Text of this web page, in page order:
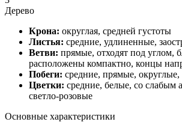
Дерево
Крона: округлая, средней густоты
Листья: средние, удлиненные,
Ветви: прямые, отходят под углом,
расположены компактно, концы
Побеги: средние, прямые,
Цветки: средние, белые, со слабым
светло-розовые
Основные характеристики